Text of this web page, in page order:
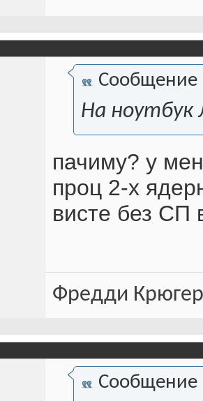
Сообщение
На ноутбук
пачиму? у
проц 2-х
висте без СП
Фредди Крюгер
Сообщение